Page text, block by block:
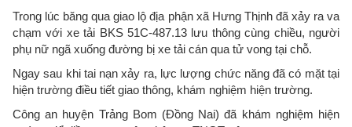
Trong lúc băng qua giao lộ địa phận xã Hưng Thịnh đã xảy ra va
chạm với xe tải BKS 51C-487.13 lưu thông cùng chiều, người
phụ nữ ngã xuống đường bị xe tải cán qua tử vong tại chỗ.
Ngay sau khi tai nạn xảy ra, lực lượng chức năng đã có mặt tại
hiện trường điều tiết giao thông, khám nghiệm hiện trường.
Công an huyện Trảng Bom (Đồng Nai) đã khám nghiệm hiện